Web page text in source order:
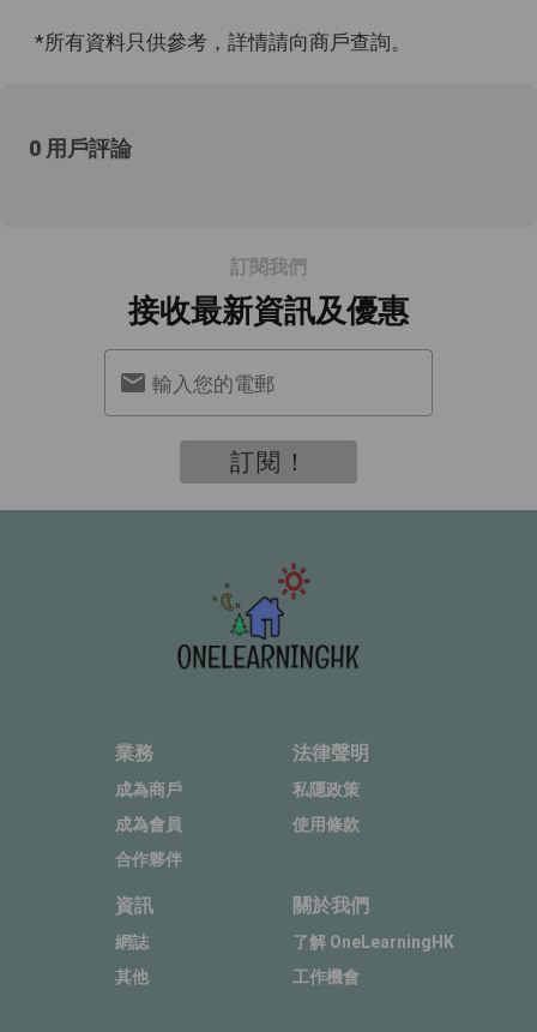
*所有資料只供參考，詳情請向商戶查詢。
0 用戶評論
訂閱我們
接收最新資訊及優惠
輸入您的電郵
訂閱！
業務
成為商戶
成為會員
合作夥伴
法律聲明
私隱政策
使用條款
資訊
網誌
其他
關於我們
了解 OneLearningHK
工作機會